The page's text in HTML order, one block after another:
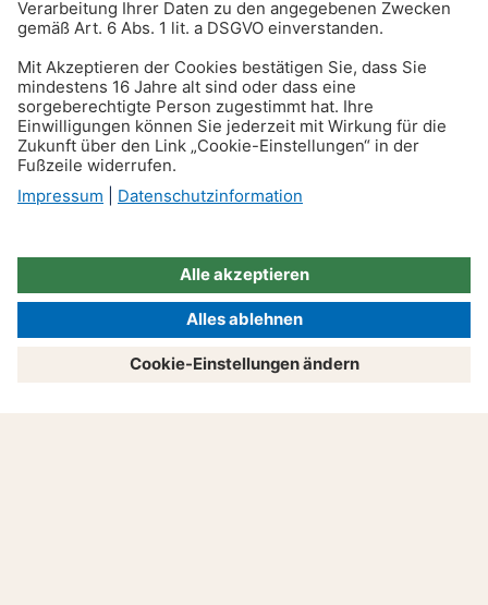
Karriere & Beruf
Mobbing am Arbeitsplatz –
was sagt das Arbeitsrecht?